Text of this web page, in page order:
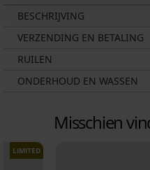
BESCHRIJVING
VERZENDING EN BETALING
RUILEN
ONDERHOUD EN WASSEN
Misschien
LIMITED